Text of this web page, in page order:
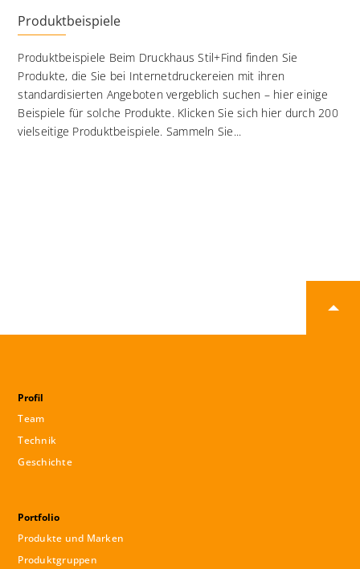
Produktbeispiele
Produktbeispiele Beim Druckhaus Stil+Find finden Sie
Produkte, die Sie bei Internetdruckereien mit ihren
standardisierten Angeboten vergeblich suchen – hier einige
Beispiele für solche Produkte. Klicken Sie sich hier durch 200
vielseitige Produktbeispiele. Sammeln Sie...
Profil
Team
Technik
Geschichte
Portfolio
Produkte und Marken
Produktgruppen